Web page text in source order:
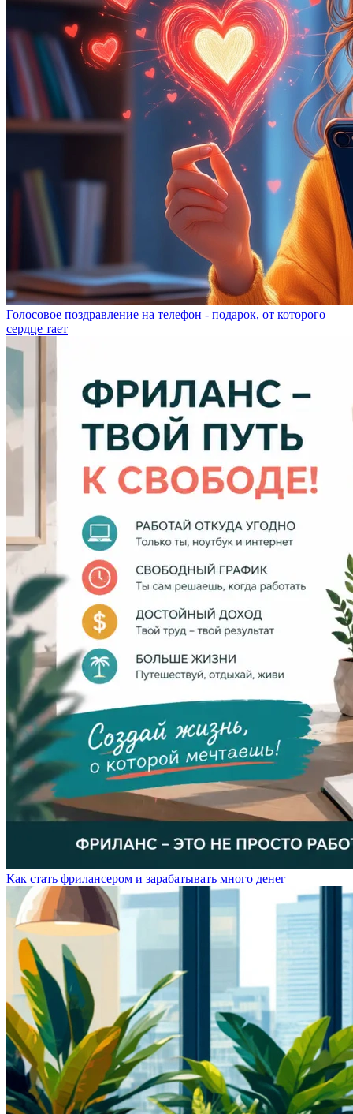
Голосовое поздравление на телефон - подарок, от которого
сердце тает
Как стать фрилансером и зарабатывать много денег